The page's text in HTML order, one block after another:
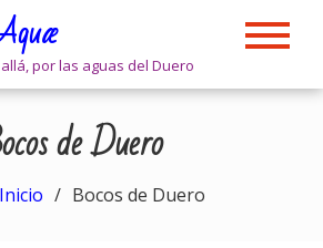
por las aguas del Duero
de Duero
Inicio Bocos de Duero